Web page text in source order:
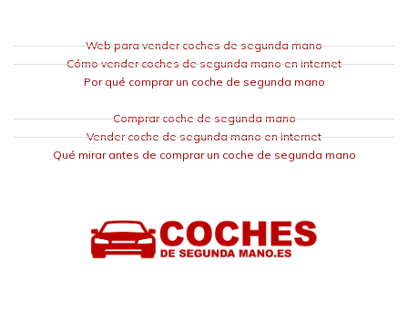
Web para vender coches de segunda mano
Cómo vender coches de segunda mano en internet
Por qué comprar un coche de segunda mano
Comprar coche de segunda mano
Vender coche de segunda mano en internet
Qué mirar antes de comprar un coche de segunda mano